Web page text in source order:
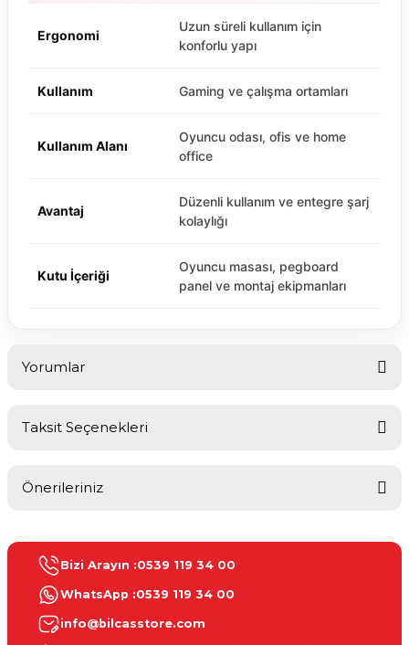
Ergonomi
Uzun süreli kullanım için
konforlu yapı
Kullanım Gaming ve çalışma ortamları
Kullanım Alanı
Oyuncu odası, ofis ve home
office
Avantaj
Düzenli kullanım ve entegre şarj
kolaylığı
Kutu İçeriği
Oyuncu masası, pegboard
panel ve montaj ekipmanları
Yorumlar
Taksit Seçenekleri
Önerileriniz
konularda yetersiz gördüğünüz noktaları öneri formunu kullanarak
tarafımıza iletebilirsiniz.
Görüş ve önerileriniz için teşekkür ederiz.
Ürün resmi kalitesiz, bozuk veya görüntülenemiyor.
Bizi Arayın :0539 119 34 00
WhatsApp :0539 119 34 00
info@bilcasstore.com